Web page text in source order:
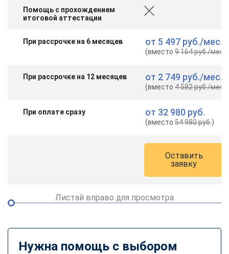
Помощь с прохождением
итоговой аттестации
При рассрочке на 6 месяцев от 5 497 руб./мес.
(вместо9 164 руб./мес.
При рассрочке на 12 месяцев от 2 749 руб./мес.
(вместо4 582 руб./мес.
При оплате сразу от 32 980 руб.
(вместо54 980 руб.)
Оставить
заявку
Листай вправо для просмотра
Нужна помощь с выбором